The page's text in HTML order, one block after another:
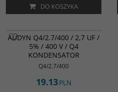
DO KOSZYKA
AUDYN Q4/2.7/400 / 2,7 UF /
5% / 400 V / Q4
KONDENSATOR
Q4/2.7/400
19.13PLN